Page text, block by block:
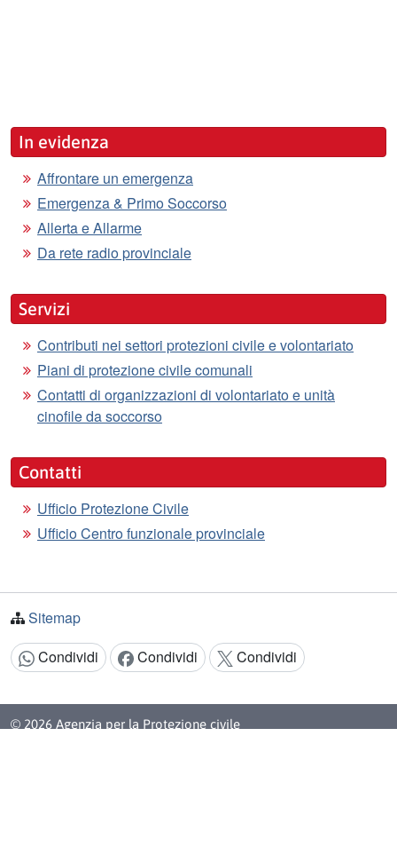
In evidenza
Affrontare un emergenza
Emergenza & Primo Soccorso
Allerta e Allarme
Da rete radio provinciale
Servizi
Contributi nei settori protezioni civile e volontariato
Piani di protezione civile comunali
Contatti di organizzazioni di volontariato e unità
cinofile da soccorso
Contatti
Ufficio Protezione Civile
Ufficio Centro funzionale provinciale
Sitemap
Condividi:
Condividi Condividi Condividi
© 2026 Agenzia per la Protezione civile